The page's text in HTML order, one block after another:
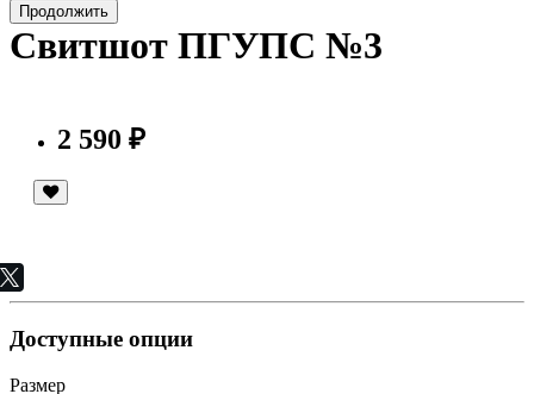
Продолжить
Свитшот ПГУПС №3
2 590 ₽
Доступные опции
Размер